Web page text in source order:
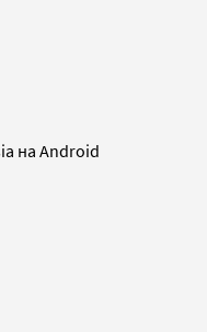
на Android